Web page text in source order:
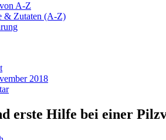
A-Z
& Zutaten (A-Z)
2018
erste Hilfe bei einer